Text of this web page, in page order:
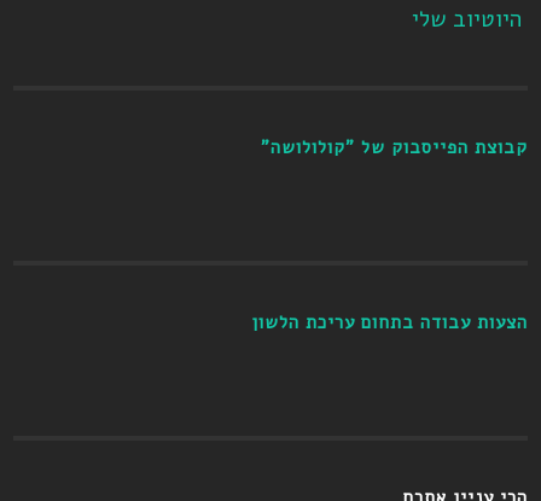
היוטיוב שלי
קבוצת הפייסבוק של "קולולושה"
הצעות עבודה בתחום עריכת הלשון